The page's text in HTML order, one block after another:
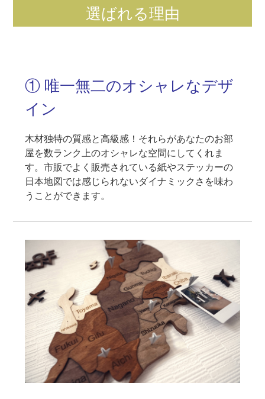
選ばれる理由
① 唯一無二のオシャレなデザ
イン
木材独特の質感と高級感！それらがあなたのお部
屋を数ランク上のオシャレな空間にしてくれま
す。市販でよく販売されている紙やステッカーの
日本地図では感じられないダイナミックさを味わ
うことができます。